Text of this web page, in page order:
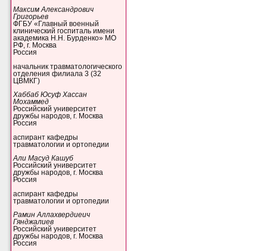
Максим Александрович
Григорьев
ФГБУ «Главный военный
клинический госпиталь имени
академика Н.Н. Бурденко» МО
РФ, г. Москва
Россия
начальник травматологического
отделения филиала 3 (32
ЦВМКГ)
Хаббаб Юсуф Хассан
Мохаммед
Российский университет
дружбы народов, г. Москва
Россия
аспирант кафедры
травматологии и ортопедии
Али Масуд Кашуб
Российский университет
дружбы народов, г. Москва
Россия
аспирант кафедры
травматологии и ортопедии
Рамин Аллахвердиеич
Гянджалиев
Российский университет
дружбы народов, г. Москва
Россия